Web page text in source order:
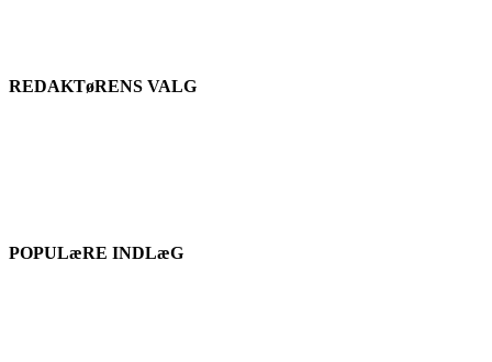
REDAKTøRENS VALG
POPULæRE INDLæG